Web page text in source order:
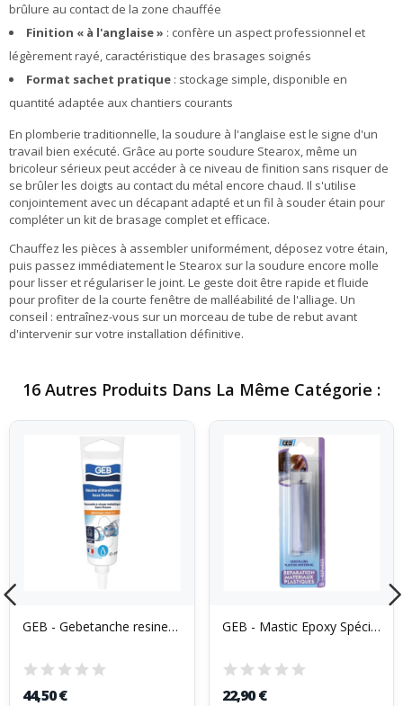
brûlure au contact de la zone chauffée
Finition « à l'anglaise » : confère un aspect professionnel et
légèrement rayé, caractéristique des brasages soignés
Format sachet pratique : stockage simple, disponible en
quantité adaptée aux chantiers courants
En plomberie traditionnelle, la soudure à l'anglaise est le signe d'un
travail bien exécuté. Grâce au porte soudure Stearox, même un
bricoleur sérieux peut accéder à ce niveau de finition sans risquer de
se brûler les doigts au contact du métal encore chaud. Il s'utilise
conjointement avec un décapant adapté et un fil à souder étain pour
compléter un kit de brasage complet et efficace.
Chauffez les pièces à assembler uniformément, déposez votre étain,
puis passez immédiatement le Stearox sur la soudure encore molle
pour lisser et régulariser le joint. Le geste doit être rapide et fluide
pour profiter de la courte fenêtre de malléabilité de l'alliage. Un
conseil : entraînez-vous sur un morceau de tube de rebut avant
d'intervenir sur votre installation définitive.
16 Autres Produits Dans La Même Catégorie :
GEB - Gebetanche resine étanccheité eau potable...
44,50 €
GEB - Mastic Epoxy Spécial Réparation Matériaux...
22,90 €